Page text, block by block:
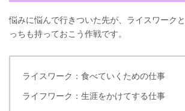
悩みに悩んで行きついた先が、ライスワーク
っちも持っておこう作戦です。
ライスワーク：食べていくための仕事
ライフワーク：生涯をかけてする仕事